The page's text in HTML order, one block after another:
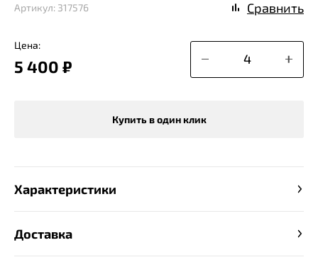
Цена:
5 400 ₽
Купить в один клик
Артикул: 317576 Сравнить
Характеристики
Доставка